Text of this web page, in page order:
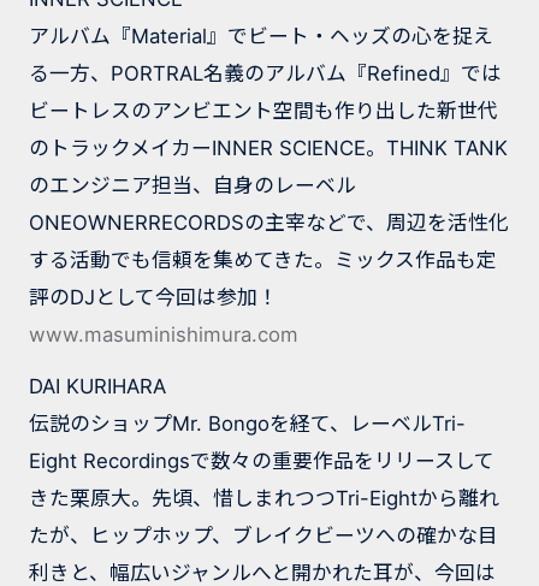
アルバム『Material』でビート・ヘッズの心を捉え
る一方、PORTRAL名義のアルバム『Refined』では
ビートレスのアンビエント空間も作り出した新世代
のトラックメイカーINNER SCIENCE。THINK TANK
のエンジニア担当、自身のレーベル
ONEOWNERRECORDSの主宰などで、周辺を活性化
する活動でも信頼を集めてきた。ミックス作品も定
評のDJとして今回は参加！
www.masuminishimura.com
DAI KURIHARA
伝説のショップMr. Bongoを経て、レーベルTri-
Eight Recordingsで数々の重要作品をリリースして
きた栗原大。先頃、惜しまれつつTri-Eightから離れ
たが、ヒップホップ、ブレイクビーツへの確かな目
利きと、幅広いジャンルへと開かれた耳が、今回は